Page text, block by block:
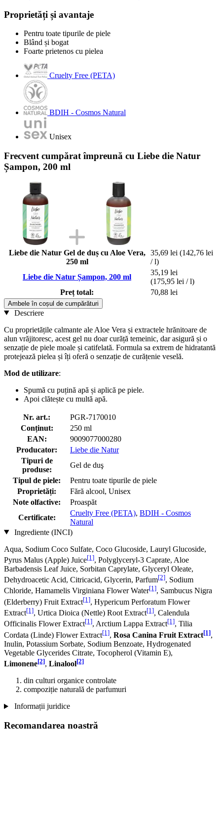
Proprietăți și avantaje
Pentru toate tipurile de piele
Blând și bogat
Foarte prietenos cu pielea
Cruelty Free (PETA)
BDIH - Cosmos Natural
Unisex
Frecvent cumpărat împreună cu Liebe die Natur
Șampon, 200 ml
Liebe die Natur Gel de duș cu Aloe Vera,
250 ml
35,69 lei (142,76 lei
/ l)
Liebe die Natur Șampon, 200 ml
35,19 lei
(175,95 lei / l)
Preț total:
70,88 lei
Ambele în coșul de cumpărături
Descriere
Cu proprietățile calmante ale Aloe Vera și extractele hrănitoare de
alun vrăjitoresc, acest gel nu doar curăță temeinic, dar asigură și o
senzație de piele moale și catifelată. Formula sa extrem de hidratantă
protejează pielea și îți oferă o senzație de curățenie veselă.
Mod de utilizare:
Spumă cu puțină apă și aplică pe piele.
Apoi clătește cu multă apă.
Nr. art.:
PGR-7170010
Conținut:
250 ml
EAN:
9009077000280
Producator:
Liebe die Natur
Tipuri de
produse:
Gel de duş
Tipul de piele:
Pentru toate tipurile de piele
Proprietăți:
Fără alcool, Unisex
Note olfactive:
Proaspăt
Certificate:
Cruelty Free (PETA), BDIH - Cosmos
Natural
Ingrediente (INCI)
Aqua, Sodium Coco­ Sulfate, Coco Glucoside, Lauryl Glucoside,
Pyrus Malus (Apple) Juice[1], Polyglyceryl-3 Caprate, Aloe
Barbadensis Leaf Juice, Sorbitan Caprylate, Glyceryl Oleate,
Dehydroacetic Acid, Citricacid, Glycerin, Parfum[2], Sodium
Chloride, Hamamelis Virginiana Flower Water[1], Sambucus Nigra
(Elderberry) Fruit Extract[1], Hypericum Perforatum Flower
Extract[1], Urtica Dioica (Nettle) Root Extract[1], Calendula
Officinalis Flower Extract[1], Arctium Lappa Extract[1], Tilia
Cordata (Linde) Flower Extract[1], Rosa Canina Fruit Extract[1],
Inulin, Potassium Sorbate, Sodium Benzoate, Hydrogenated
Vegetable Glycerides Citrate, Tocopherol (Vitamin E),
Limonene[2], Linalool[2]
din culturi organice controlate
compoziție naturală de parfumuri
Informații juridice
Recomandarea noastră